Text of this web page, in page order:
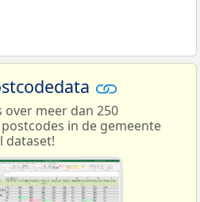
over meer dan 250
in de gemeente
dataset!